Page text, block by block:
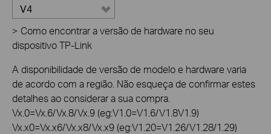
V4
> Como encontrar a versão de hardware no seu
dispositivo TP-Link
A disponibilidade de versão de modelo e hardware varia
de acordo com a região. Não esqueça de confirmar estes
detalhes ao considerar a sua compra.
Vx.0=Vx.6/Vx.8/Vx.9 (eg:V1.0=V1.6/V1.8V1.9)
Vx.x0=Vx.x6/Vx.x8/Vx.x9 (eg:V1.20=V1.26/V1.28/1.29)